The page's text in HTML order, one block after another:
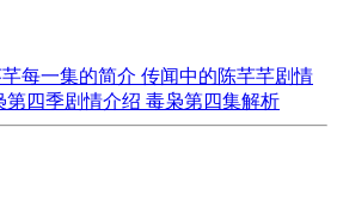
每一集的简介 传闻中的陈芊芊剧情
第四季剧情介绍 毒枭第四集解析